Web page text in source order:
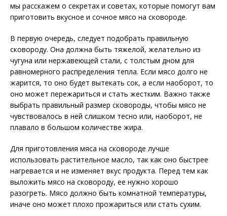
мы расскажем о секретах и советах, которые помогут вам
приготовить вкусное и сочное мясо на сковороде.
В первую очередь, следует подобрать правильную
сковороду. Она должна быть тяжелой, желательно из
чугуна или нержавеющей стали, с толстым дном для
равномерного распределения тепла. Если мясо долго не
жарится, то оно будет вытекать сок, а если наоборот, то
оно может пережариться и стать жестким. Важно также
выбрать правильный размер сковороды, чтобы мясо не
чувствовалось в ней слишком тесно или, наоборот, не
плавало в большом количестве жира.
Для приготовления мяса на сковороде лучше
использовать растительное масло, так как оно быстрее
нагревается и не изменяет вкус продукта. Перед тем как
выложить мясо на сковороду, ее нужно хорошо
разогреть. Мясо должно быть комнатной температуры,
иначе оно может плохо прожариться или стать сухим.